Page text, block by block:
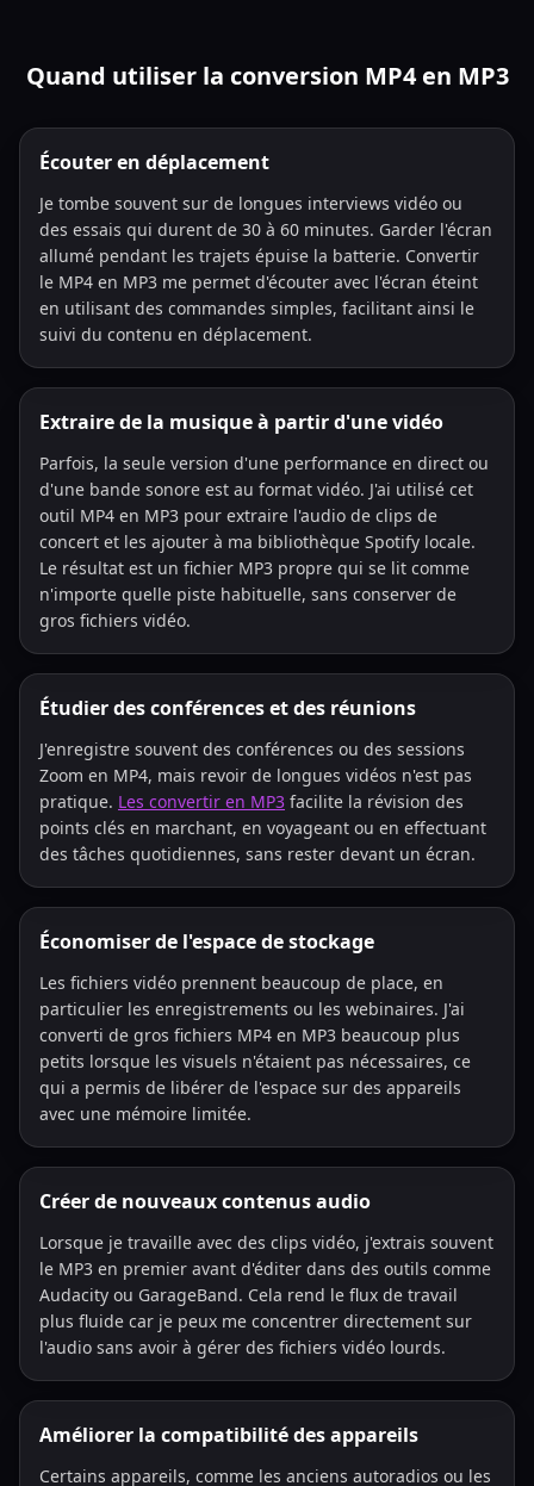
Quand utiliser la conversion MP4 en MP3
Écouter en déplacement
Je tombe souvent sur de longues interviews vidéo ou
des essais qui durent de 30 à 60 minutes. Garder l'écran
allumé pendant les trajets épuise la batterie. Convertir
le MP4 en MP3 me permet d'écouter avec l'écran éteint
en utilisant des commandes simples, facilitant ainsi le
suivi du contenu en déplacement.
Extraire de la musique à partir d'une vidéo
Parfois, la seule version d'une performance en direct ou
d'une bande sonore est au format vidéo. J'ai utilisé cet
outil MP4 en MP3 pour extraire l'audio de clips de
concert et les ajouter à ma bibliothèque Spotify locale.
Le résultat est un fichier MP3 propre qui se lit comme
n'importe quelle piste habituelle, sans conserver de
gros fichiers vidéo.
Étudier des conférences et des réunions
J'enregistre souvent des conférences ou des sessions
Zoom en MP4, mais revoir de longues vidéos n'est pas
pratique. Les convertir en MP3 facilite la révision des
points clés en marchant, en voyageant ou en effectuant
des tâches quotidiennes, sans rester devant un écran.
Économiser de l'espace de stockage
Les fichiers vidéo prennent beaucoup de place, en
particulier les enregistrements ou les webinaires. J'ai
converti de gros fichiers MP4 en MP3 beaucoup plus
petits lorsque les visuels n'étaient pas nécessaires, ce
qui a permis de libérer de l'espace sur des appareils
avec une mémoire limitée.
Créer de nouveaux contenus audio
Lorsque je travaille avec des clips vidéo, j'extrais souvent
le MP3 en premier avant d'éditer dans des outils comme
Audacity ou GarageBand. Cela rend le flux de travail
plus fluide car je peux me concentrer directement sur
l'audio sans avoir à gérer des fichiers vidéo lourds.
Améliorer la compatibilité des appareils
Certains appareils, comme les anciens autoradios ou les